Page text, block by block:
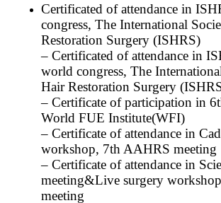
Certificated of attendance in
congress, The International
Restoration Surgery (ISHRS)
– Certificated of attendance in
world congress, The
Hair Restoration Surgery
– Certificate of participation in
World FUE Institute(WFI)
– Certificate of attendance in
workshop, 7th AAHRS meeting
– Certificate of attendance in
meeting&Live surgery
meeting